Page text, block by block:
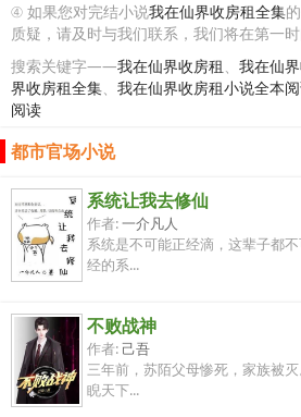
④ 如果您对完结小说我在仙界收房租全集
质疑，请及时与我们联系，我们将在第一
搜索关键字——我在仙界收房租 、 我在仙
界收房租全集、 我在仙界收房租小说全本
阅读
都市官场小说
系统让我去修仙
作者:一介凡人
系统是不可能正经滴，这辈子都
经的系...
不败战神
作者:己吾
三年前，苏陌父母惨死，家族被
睨天下...